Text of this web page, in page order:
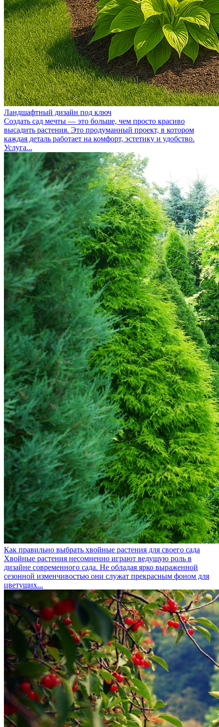
Ландшафтный дизайн под ключ
Создать сад мечты — это больше, чем просто красиво
высадить растения. Это продуманный проект, в котором
каждая деталь работает на комфорт, эстетику и удобство.
Услуга...
Как правильно выбрать хвойные растения для своего сада
Хвойные растения несомненно играют ведущую роль в
дизайне современного сада. Не обладая ярко выраженной
сезонной изменчивостью они служат прекрасным фоном для
цветущих...